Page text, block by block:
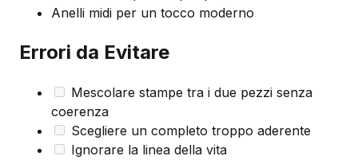
Anelli midi per un tocco moderno
Errori da Evitare
Mescolare stampe tra i due pezzi senza
coerenza
Scegliere un completo troppo aderente
Ignorare la linea della vita